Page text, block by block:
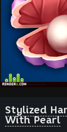
Stylized
With Pearl